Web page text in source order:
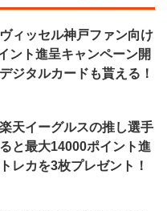
ィッセル神戸ファン向け
ント進呈キャンペーン開
ジタルカードも貰える！
天イーグルスの推し選手
と最大14000ポイント進
レカを3枚プレゼント！